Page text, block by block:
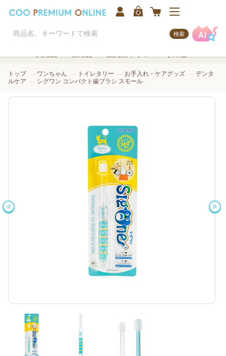
検索
トップ ワンちゃん トイレタリー お手入れ・ケアグッズ
デンタ
ルケア
シグワン コンパクト歯ブラシ スモール